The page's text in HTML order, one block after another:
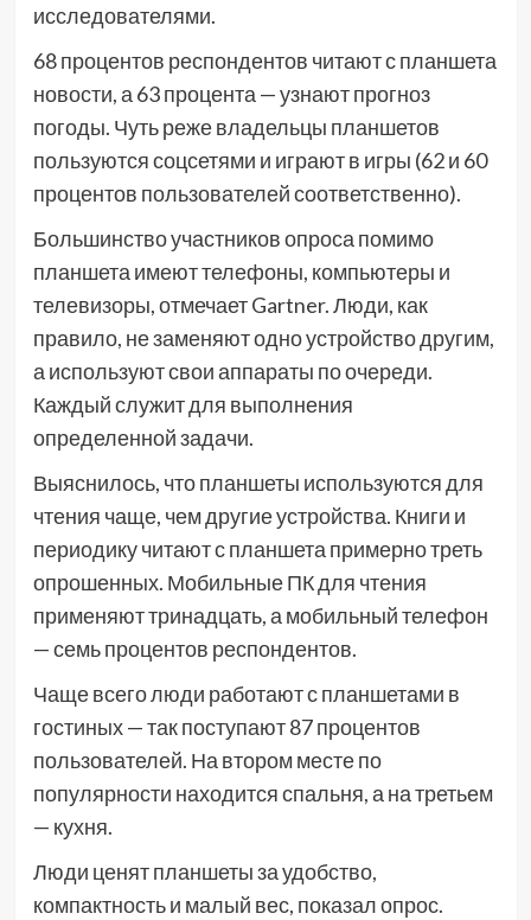
исследователями.
68 процентов респондентов читают с планшета
новости, а 63 процента — узнают прогноз
погоды. Чуть реже владельцы планшетов
пользуются соцсетями и играют в игры (62 и 60
процентов пользователей соответственно).
Большинство участников опроса помимо
планшета имеют телефоны, компьютеры и
телевизоры, отмечает Gartner. Люди, как
правило, не заменяют одно устройство другим,
а используют свои аппараты по очереди.
Каждый служит для выполнения
определенной задачи.
Выяснилось, что планшеты используются для
чтения чаще, чем другие устройства. Книги и
периодику читают с планшета примерно треть
опрошенных. Мобильные ПК для чтения
применяют тринадцать, а мобильный телефон
— семь процентов респондентов.
Чаще всего люди работают с планшетами в
гостиных — так поступают 87 процентов
пользователей. На втором месте по
популярности находится спальня, а на третьем
— кухня.
Люди ценят планшеты за удобство,
компактность и малый вес, показал опрос.